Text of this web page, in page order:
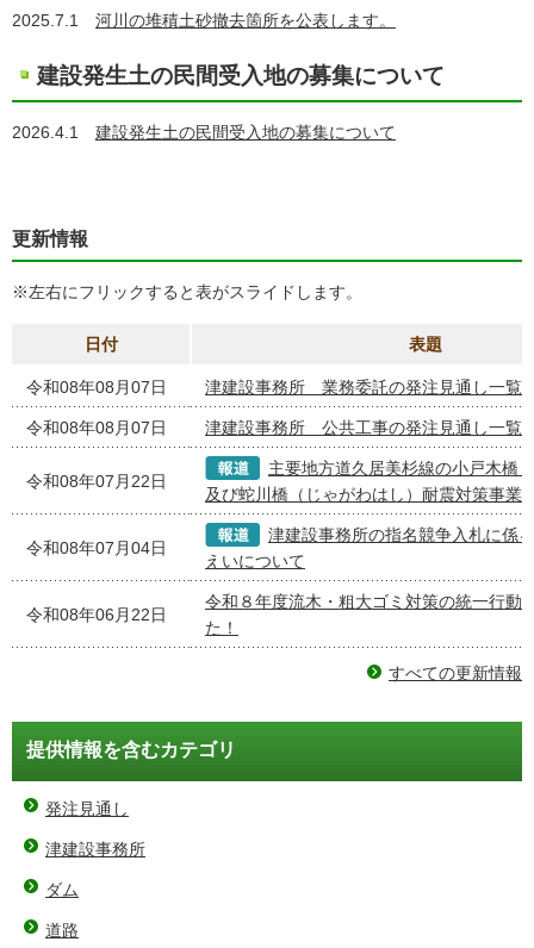
2025.7.1 河川の堆積土砂撤去箇所を公表します。
建設発生土の民間受入地の募集について
2026.4.1 建設発生土の民間受入地の募集について
更新情報
※左右にフリックすると表がスライドします。
日付 表題
令和08年08月07日 津建設事務所 業務委託の発注見通し一覧
令和08年08月07日 津建設事務所 公共工事の発注見通し一覧
令和08年07月22日
主要地方道久居美杉線の小戸木橋
及び蛇川橋（じゃがわはし）耐震対策事業
令和08年07月04日
津建設事務所の指名競争入札に係
えいについて
令和08年06月22日
令和８年度流木・粗大ゴミ対策の統一行動
た！
すべての更新情報
提供情報を含むカテゴリ
発注見通し
津建設事務所
ダム
道路